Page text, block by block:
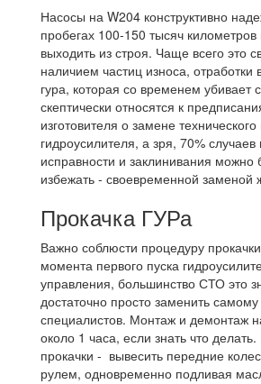
Насосы на W204 конструктивно
пробегах 100-150 тысяч
выходить из строя. Чаще всего это
наличием частиц износа, отработки
гура, которая со временем убивает
скептически относятся к
изготовителя о замене
гидроусилителя, а зря, 70%
исправности и заклинивания
избежать - своевременной заменой
Прокачка ГУРа
Важно соблюсти процедуру
момента первого пуска
управления, большинство СТО это
достаточно просто заменить
специалистов. Монтаж и демонтаж
около 1 часа, если знать что
прокачки - вывесить передние
рулем, одновременно подливая